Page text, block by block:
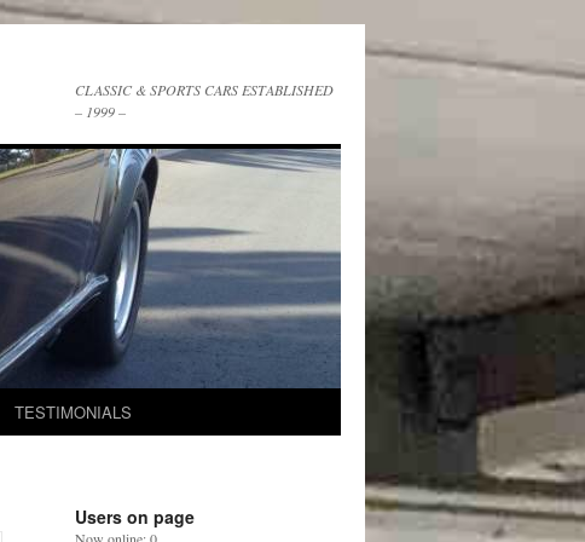
CLASSIC & SPORTS CARS ESTABLISHED
– 1999 –
TESTIMONIALS
Users on page